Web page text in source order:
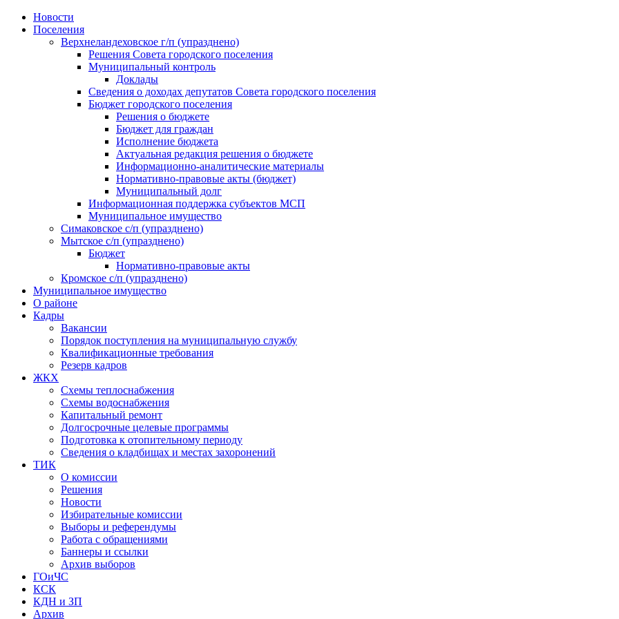
Skip
Новости
Поселения
Верхнеландеховское г/п (упразднено)
Решения Совета городского поселения
Муниципальный контроль
Доклады
Сведения о доходах депутатов Совета городского поселения
Бюджет городского поселения
Решения о бюджете
Бюджет для граждан
Исполнение бюджета
Актуальная редакция решения о бюджете
Информационно-аналитические материалы
Нормативно-правовые акты (бюджет)
Муниципальный долг
Информационная поддержка субъектов МСП
Муниципальное имущество
Симаковское с/п (упразднено)
Мытское с/п (упразднено)
Бюджет
Нормативно-правовые акты
Кромское с/п (упразднено)
Муниципальное имущество
О районе
Кадры
Вакансии
Порядок поступления на муниципальную службу
Квалификационные требования
Резерв кадров
ЖКХ
Схемы теплоснабжения
Схемы водоснабжения
Капитальный ремонт
Долгосрочные целевые программы
Подготовка к отопительному периоду
Сведения о кладбищах и местах захоронений
ТИК
О комиссии
Решения
Новости
Избирательные комиссии
Выборы и референдумы
Работа с обращениями
Баннеры и ссылки
Архив выборов
ГОиЧС
КСК
КДН и ЗП
Архив